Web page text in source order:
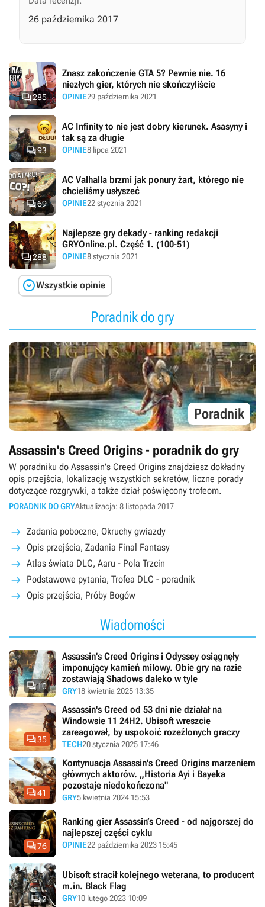
26 października 2017
285
Znasz zakończenie GTA 5? Pewnie nie. 16
niezłych gier, których nie skończyliście
OPINIE29 października 2021
93
AC Infinity to nie jest dobry kierunek. Asasyny i
tak są za długie
OPINIE8 lipca 2021
69
AC Valhalla brzmi jak ponury żart, którego nie
chcieliśmy usłyszeć
OPINIE22 stycznia 2021
288
Najlepsze gry dekady - ranking redakcji
GRYOnline.pl. Część 1. (100-51)
OPINIE8 stycznia 2021
Wszystkie opinie
Poradnik do gry
Poradnik
Assassin's Creed Origins - poradnik do gry
W poradniku do Assassin's Creed Origins znajdziesz dokładny
opis przejścia, lokalizację wszystkich sekretów, liczne porady
dotyczące rozgrywki, a także dział poświęcony trofeom.
PORADNIK DO GRYAktualizacja: 8 listopada 2017
Zadania poboczne, Okruchy gwiazdy
Opis przejścia, Zadania Final Fantasy
Atlas świata DLC, Aaru - Pola Trzcin
Podstawowe pytania, Trofea DLC - poradnik
Opis przejścia, Próby Bogów
Wiadomości
10
Assassin's Creed Origins i Odyssey osiągnęły
imponujący kamień milowy. Obie gry na razie
zostawiają Shadows daleko w tyle
GRY18 kwietnia 2025 13:35
35
Assassin's Creed od 53 dni nie działał na
Windowsie 11 24H2. Ubisoft wreszcie
zareagował, by uspokoić rozeźlonych graczy
TECH20 stycznia 2025 17:46
41
Kontynuacja Assassin's Creed Origins marzeniem
głównych aktorów. „Historia Ayi i Bayeka
pozostaje niedokończona"
GRY5 kwietnia 2024 15:53
76
Ranking gier Assassin’s Creed - od najgorszej do
najlepszej części cyklu
OPINIE22 października 2023 15:45
2
Ubisoft stracił kolejnego weterana, to producent
m.in. Black Flag
GRY10 lutego 2023 10:09